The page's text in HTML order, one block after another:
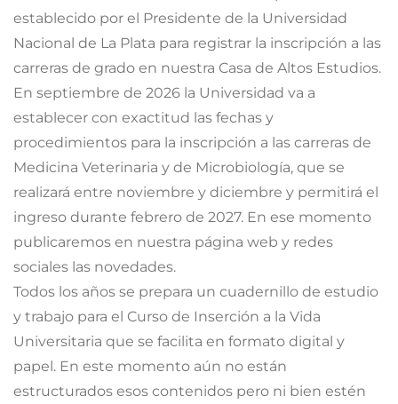
establecido por el Presidente de la Universidad
Nacional de La Plata para registrar la inscripción a las
carreras de grado en nuestra Casa de Altos Estudios.
En septiembre de 2026 la Universidad va a
establecer con exactitud las fechas y
procedimientos para la inscripción a las carreras de
Medicina Veterinaria y de Microbiología, que se
realizará entre noviembre y diciembre y permitirá el
ingreso durante febrero de 2027. En ese momento
publicaremos en nuestra página web y redes
sociales las novedades.
Todos los años se prepara un cuadernillo de estudio
y trabajo para el Curso de Inserción a la Vida
Universitaria que se facilita en formato digital y
papel. En este momento aún no están
estructurados esos contenidos pero ni bien estén